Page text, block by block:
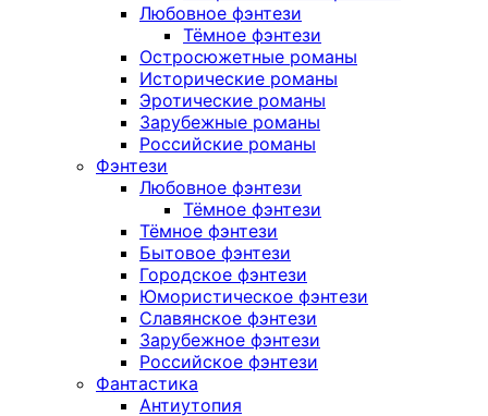
Любовное фэнтези
Тёмное фэнтези
Остросюжетные романы
Исторические романы
Эротические романы
Зарубежные романы
Российские романы
Фэнтези
Любовное фэнтези
Тёмное фэнтези
Тёмное фэнтези
Бытовое фэнтези
Городское фэнтези
Юмористическое фэнтези
Славянское фэнтези
Зарубежное фэнтези
Российское фэнтези
Фантастика
Антиутопия